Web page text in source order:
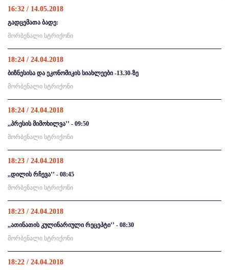
16:32 / 14.05.2018
გადცემათა ბადე:
მორბენალი სტრიქონი
18:24 / 24.04.2018
ბიზნესისა და ეკონომიკის სიახლეები -13.30-ზე
მორბენალი სტრიქონი
18:24 / 24.04.2018
,,პრესის მიმოხილვა’’ - 09:50
მორბენალი სტრიქონი
18:23 / 24.04.2018
,,დილის რჩევა’’ - 08:45
მორბენალი სტრიქონი
18:23 / 24.04.2018
,,ათინათის კულინარიული რეცეპტი’’ - 08:30
მორბენალი სტრიქონი
18:22 / 24.04.2018